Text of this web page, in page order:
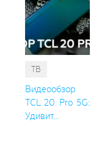
ТВ
Видеообзор
TCL 20 Pro 5G:
Удивит...